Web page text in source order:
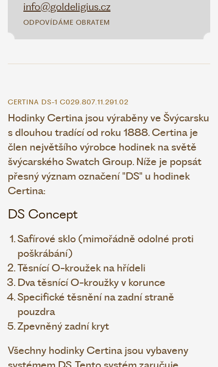
info@goldeligius.cz
ODPOVÍDÁME OBRATEM
CERTINA DS-1 C029.807.11.291.02
Hodinky Certina jsou výraběny ve Švýcarsku
s dlouhou tradící od roku 1888. Certina je
člen největšího výrobce hodinek na světě
švýcarského Swatch Group. Níže je popsát
přesný význam označení "DS" u hodinek
Certina:
DS Concept
Safírové sklo (mimořádně odolné proti
poškrábání)
Těsnící O-kroužek na hřídeli
Dva těsnící O-kroužky v korunce
Specifické těsnění na zadní straně
pouzdra
Zpevněný zadní kryt
Všechny hodinky Certina jsou vybaveny